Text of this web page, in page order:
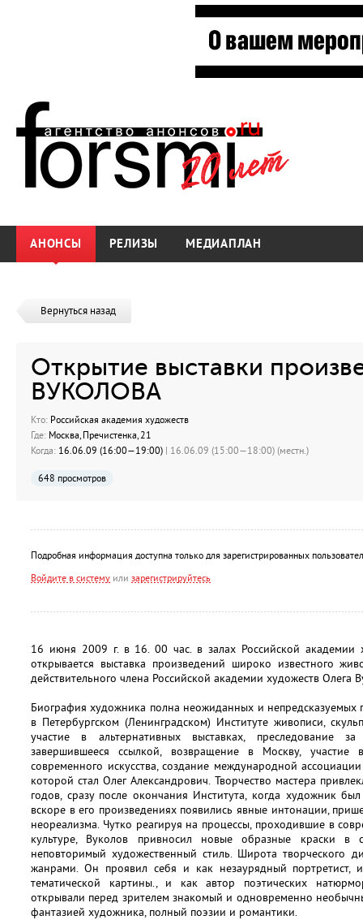
АНОНСЫ РЕЛИЗЫ МЕДИАПЛАН
Вернуться назад
Открытие выставки
ВУКОЛОВА
Кто: Российская академия художеств
Где: Москва, Пречистенка, 21
Когда: 16.06.09 (16:00—19:00) | 16.06.09 (15:00—18:00) (местн.)
648 просмотров
Подробная информация доступна только для зарегистрированных
Войдите в систему или зарегистрируйтесь
16 июня 2009 г. в 16. 00 час. в залах Российской академии
открывается выставка произведений широко известного
действительного члена Российской академии художеств Олега
Биография художника полна неожиданных и непредсказуемых
в Петербургском (Ленинградском) Институте живописи,
участие в альтернативных выставках, преследование
завершившееся ссылкой, возвращение в Москву,
современного искусства, создание международной
которой стал Олег Александрович. Творчество мастера
годов, сразу после окончания Института, когда художник
вскоре в его произведениях появились явные интонации,
неореализма. Чутко реагируя на процессы, проходившие в
культуре, Вуколов привносил новые образные краски в
неповторимый художественный стиль. Широта творческого
жанрами. Он проявил себя и как незаурядный портретист,
тематической картины., и как автор поэтических
открывали перед зрителем знакомый и одновременно
фантазией художника, полный поэзии и романтики.